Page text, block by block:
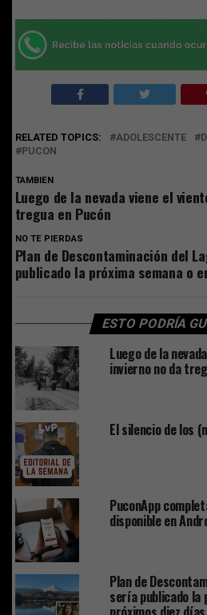
RELATED TOPICS: ADOLESCENTE
PUCON
TAMBIEN
Luego de la nevada viene el
tregua en Pucón
NO TE PIERDAS
Plan de Descontaminación del
publicado la próxima semana o
ESTO PODRÍA
Luego de la
invierno no da
El silencio de los
PuconApp
disponible en
Plan de
sería publicado la